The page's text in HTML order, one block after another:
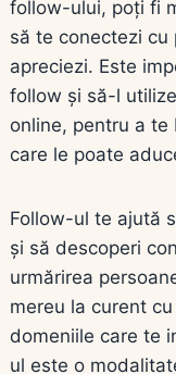
follow-ului, poți fi
să te conectezi cu
apreciezi. Este
follow și să-l
online, pentru a
care le poate
Follow-ul te ajută
și să descoperi
urmărirea
mereu la curent
domeniile care te
ul este o